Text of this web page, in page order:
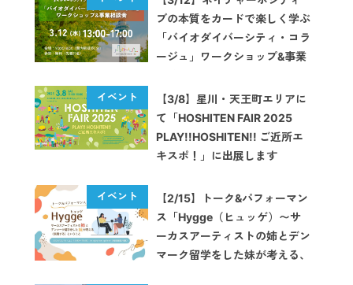
ブの本質をカードで楽しく学ぶ
「バイオダイバーシティ・コラ
ージュ」ワークショップ&事業
【3/8】星川・天王町エリアに
て「HOSHITEN FAIR 2025
PLAY!!HOSHITEN!! ご近所エ
キスポ！」に出展します
【2/15】トーク&パフォーマン
ス「Hygge（ヒュッゲ）〜サ
ーカスアーティストの姉とデン
マーク留学をした妹が考える、